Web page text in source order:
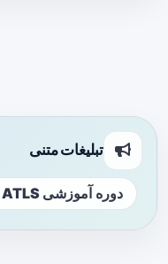
تبلیغات متنی
دوره آموزشی ATLS